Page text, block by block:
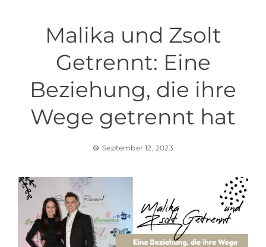
Malika und Zsolt
Getrennt: Eine
Beziehung, die ihre
Wege getrennt hat
September 12, 2023